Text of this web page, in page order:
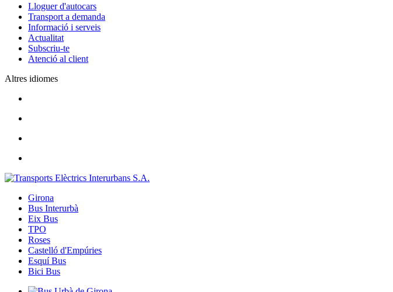
Lloguer d'autocars
Transport a demanda
Informació i serveis
Actualitat
Subscriu-te
Atenció al client
Altres idiomes
Girona
Bus Interurbà
Eix Bus
TPO
Roses
Castelló d'Empúries
Esquí Bus
Bici Bus